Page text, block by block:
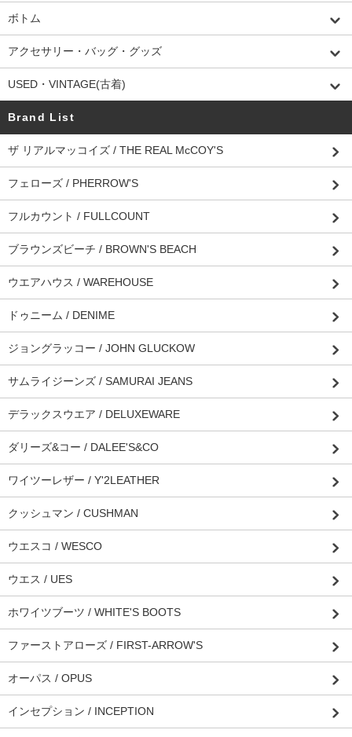
ボトム
アクセサリー・バッグ・グッズ
USED・VINTAGE(古着)
Brand List
ザ リアルマッコイズ / THE REAL McCOY'S
フェローズ / PHERROW'S
フルカウント / FULLCOUNT
ブラウンズビーチ / BROWN'S BEACH
ウエアハウス / WAREHOUSE
ドゥニーム / DENIME
ジョングラッコー / JOHN GLUCKOW
サムライジーンズ / SAMURAI JEANS
デラックスウエア / DELUXEWARE
ダリーズ&コー / DALEE'S&CO
ワイツーレザー / Y'2LEATHER
クッシュマン / CUSHMAN
ウエスコ / WESCO
ウエス / UES
ホワイツブーツ / WHITE'S BOOTS
ファーストアローズ / FIRST-ARROW'S
オーパス / OPUS
インセプション / INCEPTION